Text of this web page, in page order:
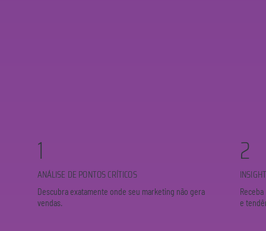
1
ANÁLISE DE PONTOS CRÍTICOS
Descubra exatamente onde seu marketing não gera
vendas.
2
e